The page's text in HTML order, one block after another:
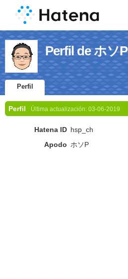
Perfil de ホソP
Perfil
Perfil Última actualización: 03-06-2019
Hatena ID hsp_ch
Apodo ホソP